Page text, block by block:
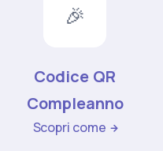
🎉
Codice QR
Compleanno
Scopri come